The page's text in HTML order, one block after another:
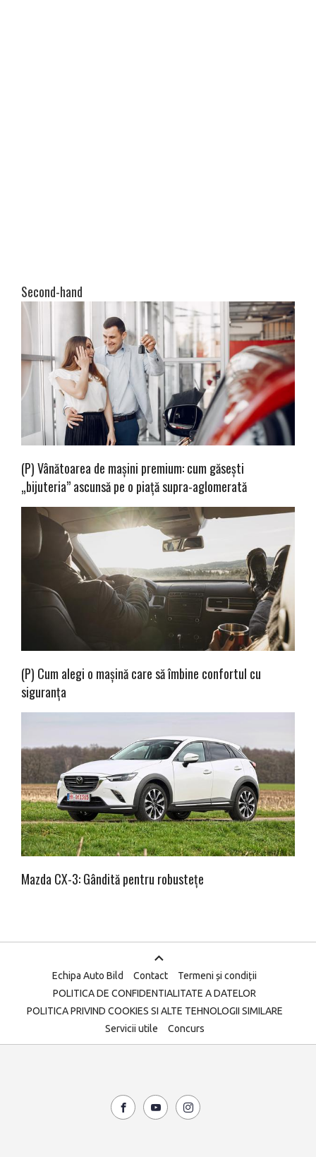
Second-hand
(P) Vânătoarea de mașini premium: cum găsești
„bijuteria” ascunsă pe o piață supra-aglomerată
(P) Cum alegi o mașină care să îmbine confortul cu
siguranța
Mazda CX-3: Gândită pentru robustețe
Echipa Auto Bild Contact
Termeni și condiții
POLITICA DE CONFIDENTIALITATE A DATELOR
POLITICA PRIVIND COOKIES SI ALTE TEHNOLOGII SIMILARE
Servicii utile
Concurs